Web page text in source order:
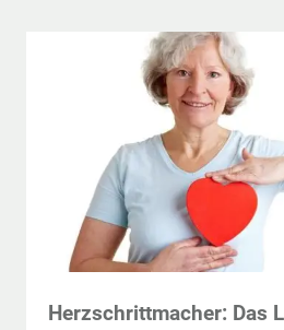
Herzschrittmacher: Das